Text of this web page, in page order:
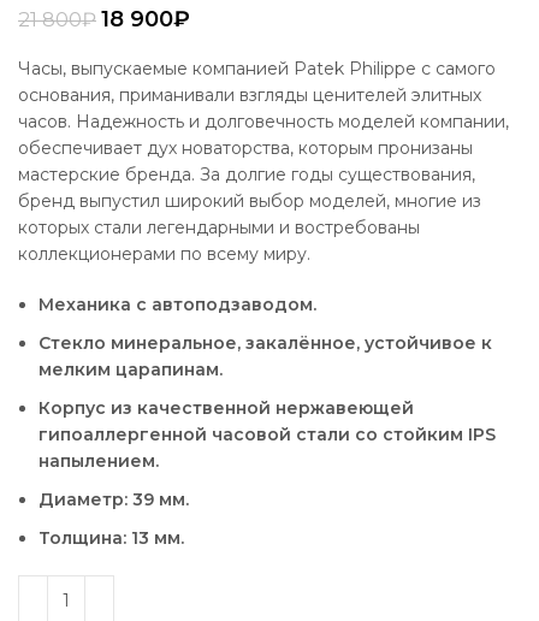
21 800₽ 18 900₽
Часы, выпускаемые компанией Patek Philippe с самого
основания, приманивали взгляды ценителей элитных
часов. Надежность и долговечность моделей компании,
обеспечивает дух новаторства, которым пронизаны
мастерские бренда. За долгие годы существования,
бренд выпустил широкий выбор моделей, многие из
которых стали легендарными и востребованы
коллекционерами по всему миру.
Механика с автоподзаводом.
Стекло минеральное, закалённое, устойчивое к
мелким царапинам.
Корпус из качественной нержавеющей
гипоаллергенной часовой стали со стойким IPS
напылением.
Диаметр: 39 мм.
Толщина: 13 мм.